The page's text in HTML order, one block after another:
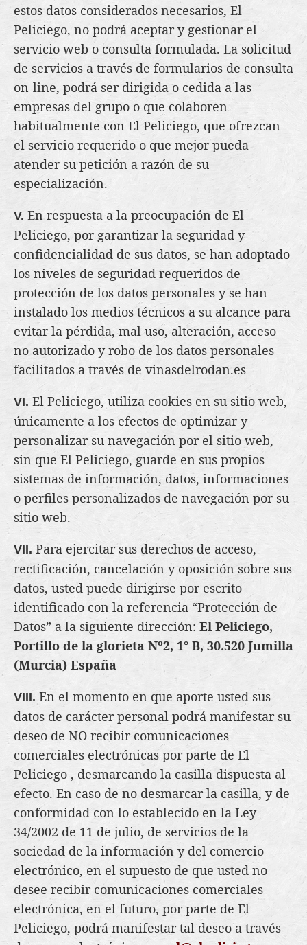
estos datos considerados necesarios, El
Peliciego, no podrá aceptar y gestionar el
servicio web o consulta formulada. La solicitud
de servicios a través de formularios de consulta
on-line, podrá ser dirigida o cedida a las
empresas del grupo o que colaboren
habitualmente con El Peliciego, que ofrezcan
el servicio requerido o que mejor pueda
atender su petición a razón de su
especialización.
V. En respuesta a la preocupación de El
Peliciego, por garantizar la seguridad y
confidencialidad de sus datos, se han adoptado
los niveles de seguridad requeridos de
protección de los datos personales y se han
instalado los medios técnicos a su alcance para
evitar la pérdida, mal uso, alteración, acceso
no autorizado y robo de los datos personales
facilitados a través de vinasdelrodan.es
VI. El Peliciego, utiliza cookies en su sitio web,
únicamente a los efectos de optimizar y
personalizar su navegación por el sitio web,
sin que El Peliciego, guarde en sus propios
sistemas de información, datos, informaciones
o perfiles personalizados de navegación por su
sitio web.
VII. Para ejercitar sus derechos de acceso,
rectificación, cancelación y oposición sobre sus
datos, usted puede dirigirse por escrito
identificado con la referencia “Protección de
Datos” a la siguiente dirección: El Peliciego,
Portillo de la glorieta Nº2, 1° B, 30.520 Jumilla
(Murcia) España
VIII. En el momento en que aporte usted sus
datos de carácter personal podrá manifestar su
deseo de NO recibir comunicaciones
comerciales electrónicas por parte de El
Peliciego , desmarcando la casilla dispuesta al
efecto. En caso de no desmarcar la casilla, y de
conformidad con lo establecido en la Ley
34/2002 de 11 de julio, de servicios de la
sociedad de la información y del comercio
electrónico, en el supuesto de que usted no
desee recibir comunicaciones comerciales
electrónica, en el futuro, por parte de El
Peliciego, podrá manifestar tal deseo a través